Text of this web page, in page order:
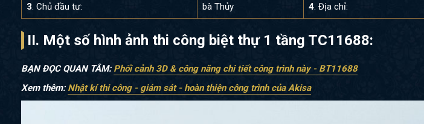
3. Chủ đầu tư: bà Thủy 4. Địa chỉ:
II. Một số hình ảnh thi công biệt thự 1 tầng TC11688:
BẠN ĐỌC QUAN TÂM: Phối cảnh 3D & công năng chi tiết công trình này - BT11688
Xem thêm: Nhật kí thi công - giám sát - hoàn thiện công trình của Akisa